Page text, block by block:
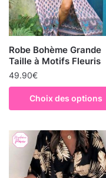
Robe Bohème Grande
Taille à Motifs Fleuris
49.90€
Choix des options